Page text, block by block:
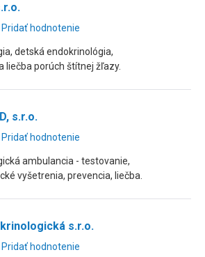
Pridať hodnotenie
detská endokrinológia,
liečba porúch štítnej žľazy.
s.r.o.
Pridať hodnotenie
ambulancia - testovanie,
vyšetrenia, prevencia, liečba.
s.r.o.
Pridať hodnotenie